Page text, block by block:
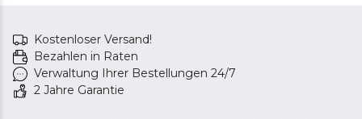
Kostenloser Versand!
Bezahlen in Raten
Verwaltung Ihrer Bestellungen 24/7
2 Jahre Garantie